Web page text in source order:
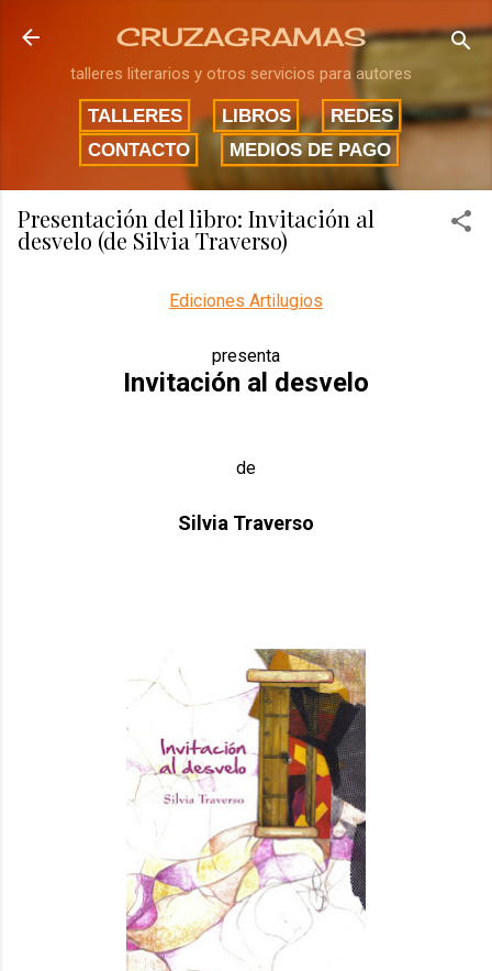
Ir al contenido principal
CRUZAGRAMAS
talleres literarios y otros servicios para autores
TALLERES LIBROS
REDES
CONTACTO
MEDIOS DE PAGO
Presentación del libro: Invitación al
desvelo (de Silvia Traverso)
Ediciones Artilugios
presenta
Invitación al desvelo
de
Silvia Traverso